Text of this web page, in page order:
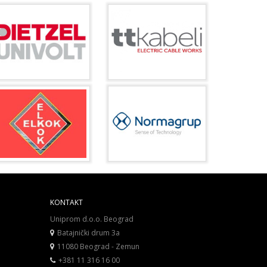
KONTAKT
Uniprom d.o.o. Beograd
Batajnički drum 3a
11080 Beograd - Zemun
+381 11 316 16 00